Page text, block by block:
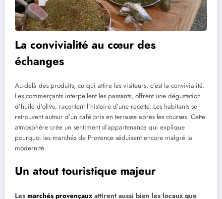
La convivialité au cœur des
échanges
Au-delà des produits, ce qui attire les visiteurs, c’est la convivialité.
Les commerçants interpellent les passants, offrent une dégustation
d’huile d’olive, racontent l’histoire d’une recette. Les habitants se
retrouvent autour d’un café pris en terrasse après les courses. Cette
atmosphère crée un sentiment d’appartenance qui explique
pourquoi les marchés de Provence séduisent encore malgré la
modernité.
Un atout touristique majeur
Les marchés provençaux attirent aussi bien les locaux que